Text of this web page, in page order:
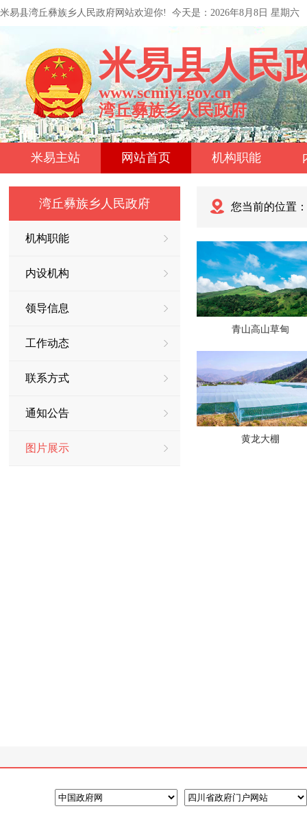
米易县湾丘彝族乡人民政府网站欢迎你! 今天是： 2026年8月8日 星期六
米易县人民
www.scmiyi.gov.cn
湾丘彝族乡人民政府
米易主站 网站首页 机构职能
湾丘彝族乡人民政府
机构职能
内设机构
领导信息
工作动态
联系方式
通知公告
图片展示
您当前的位置：
青山高山草甸
黄龙大棚